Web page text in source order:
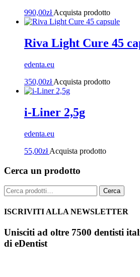
990,00zł Acquista prodotto
Riva Light Cure 45
edenta.eu
350,00zł Acquista prodotto
i-Liner 2,5g
edenta.eu
55,00zł Acquista prodotto
Cerca un prodotto
Cerca: Cerca
ISCRIVITI ALLA NEWSLETTER
Unisciti ad oltre 7500 dentisti
di eDentist